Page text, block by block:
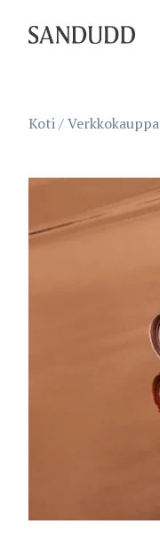
sisältöön
Koti/Verkkokauppa